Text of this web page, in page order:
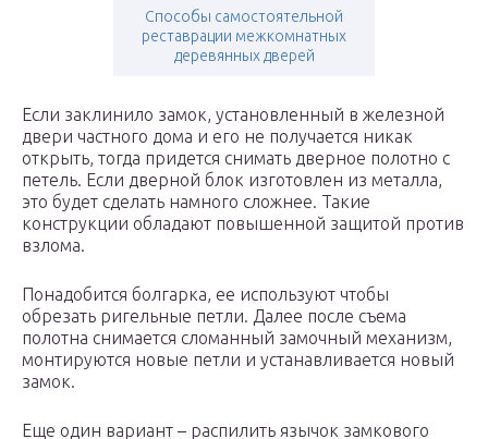
Способы самостоятельной
реставрации межкомнатных
деревянных дверей
Если заклинило замок, установленный в железной
двери частного дома и его не получается никак
открыть, тогда придется снимать дверное полотно с
петель. Если дверной блок изготовлен из металла,
это будет сделать намного сложнее. Такие
конструкции обладают повышенной защитой против
взлома.
Понадобится болгарка, ее используют чтобы
обрезать ригельные петли. Далее после съема
полотна снимается сломанный замочный механизм,
монтируются новые петли и устанавливается новый
замок.
Еще один вариант – распилить язычок замкового